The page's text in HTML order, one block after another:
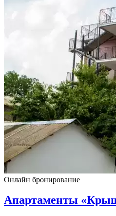
Онлайн бронирование
Апартаменты